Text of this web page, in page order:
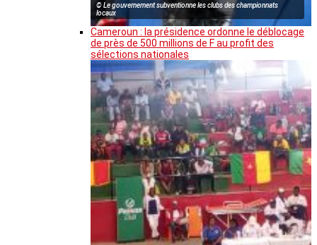
© Le gouvernement subventionne les clubs des championnats
locaux
Cameroun : la présidence ordonne le déblocage
de près de 500 millions de F au profit des
sélections nationales